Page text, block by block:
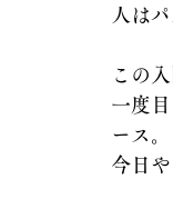
人は
この
一度
ース。
今日